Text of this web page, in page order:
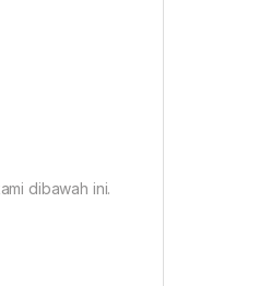
dibawah ini.